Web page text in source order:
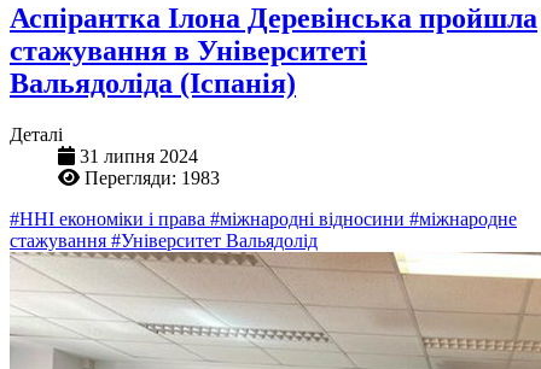
Аспірантка Ілона Деревінська пройшла
стажування в Університеті
Вальядоліда (Іспанія)
Деталі
31 липня 2024
Перегляди: 1983
#ННІ економіки і права #міжнародні відносини #міжнародне
стажування #Університет Вальядолід